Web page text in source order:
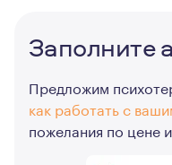
Заполните
Предложим
как работать с
пожелания по цене